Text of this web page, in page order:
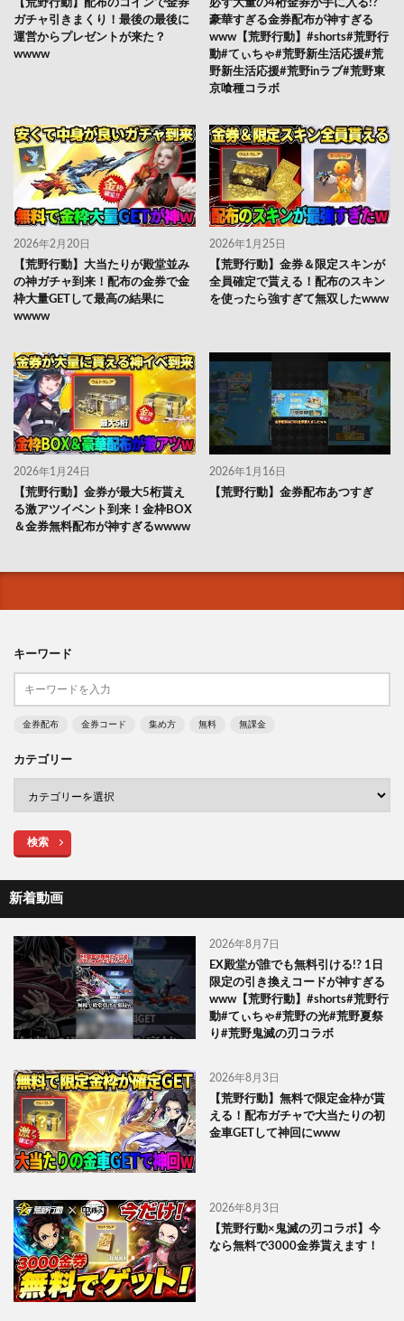
【荒野行動】配布のコインで金券
ガチャ引きまくり！最後の最後に
運営からプレゼントが来た？
wwww
必ず大量の4桁金券が手に入る!?
豪華すぎる金券配布が神すぎる
www【荒野行動】#shorts#荒野行
動#てぃちゃ#荒野新生活応援#荒
野新生活応援#荒野inラブ#荒野東
京喰種コラボ
2026年2月20日
【荒野行動】大当たりが殿堂並み
の神ガチャ到来！配布の金券で金
枠大量GETして最高の結果に
wwww
2026年1月25日
【荒野行動】金券＆限定スキンが
全員確定で貰える！配布のスキン
を使ったら強すぎて無双したwww
2026年1月24日
【荒野行動】金券が最大5桁貰え
る激アツイベント到来！金枠BOX
＆金券無料配布が神すぎるwwww
2026年1月16日
【荒野行動】金券配布あつすぎ
キーワード
金券配布 金券コード 集め方 無料 無課金
カテゴリー
検索
新着動画
2026年8月7日
EX殿堂が誰でも無料引ける!? 1日
限定の引き換えコードが神すぎる
www【荒野行動】#shorts#荒野行
動#てぃちゃ#荒野の光#荒野夏祭
り#荒野鬼滅の刃コラボ
2026年8月3日
【荒野行動】無料で限定金枠が貰
える！配布ガチャで大当たりの初
金車GETして神回にwww
2026年8月3日
【荒野行動×鬼滅の刃コラボ】今
なら無料で3000金券貰えます！